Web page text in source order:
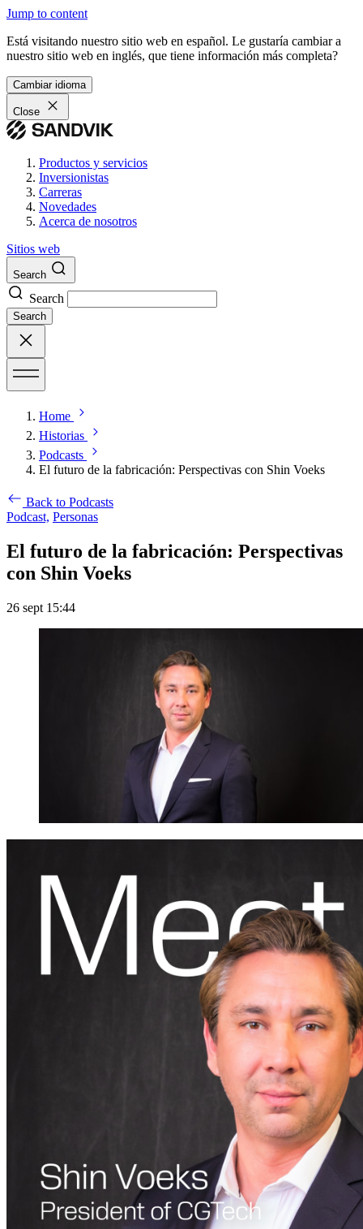
Jump to content
Está visitando nuestro sitio web en español. Le gustaría cambiar a
nuestro sitio web en inglés, que tiene información más completa?
Cambiar idioma
Close
Productos y servicios
Inversionistas
Carreras
Novedades
Acerca de nosotros
Sitios web
Search
Search
Search
Home
Historias
Podcasts
El futuro de la fabricación: Perspectivas con Shin Voeks
Back to Podcasts
Podcast, Personas
El futuro de la fabricación: Perspectivas
con Shin Voeks
26 sept 15:44